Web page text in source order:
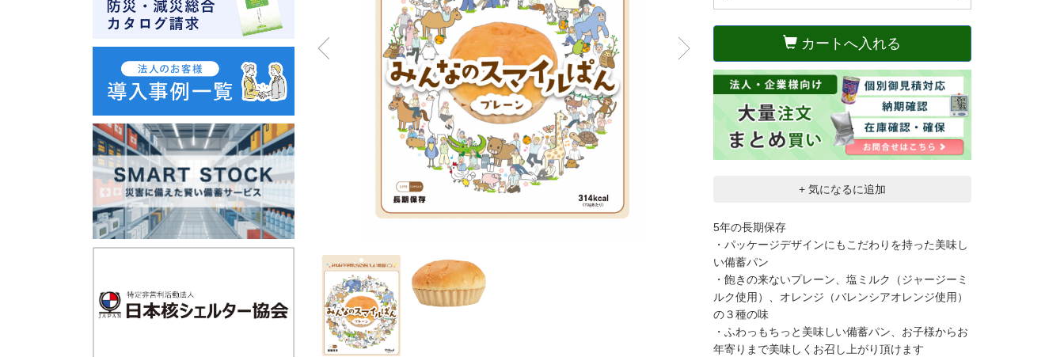
カートへ入れる
+ 気になるに追加
5年の長期保存
・パッケージデザインにもこだわりを持った美味し
い備蓄パン
・飽きの来ないプレーン、塩ミルク（ジャージーミ
ルク使用）、オレンジ（バレンシアオレンジ使用）
の３種の味
・ふわっもちっと美味しい備蓄パン、お子様からお
年寄りまで美味しくお召し上がり頂けます